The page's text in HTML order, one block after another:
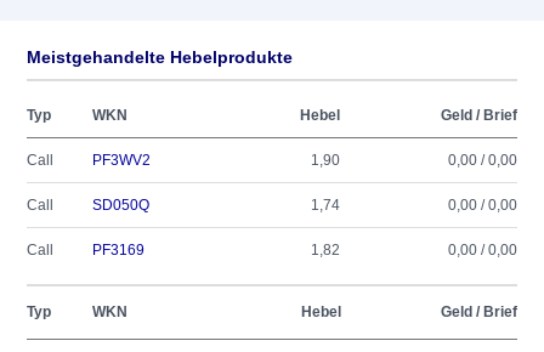
Meistgehandelte Hebelprodukte
Typ WKN Hebel Geld / Brief
Call PF3WV2 1,90 0,00 / 0,00
Call SD050Q 1,74 0,00 / 0,00
Call PF3169 1,82 0,00 / 0,00
Typ WKN Hebel Geld / Brief